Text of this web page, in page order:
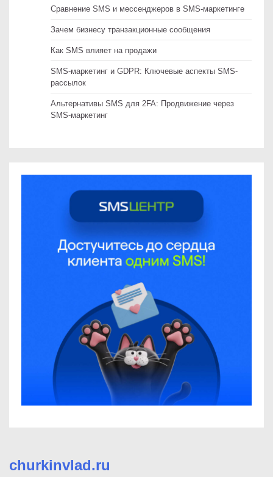
Сравнение SMS и мессенджеров в SMS-маркетинге
Зачем бизнесу транзакционные сообщения
Как SMS влияет на продажи
SMS-маркетинг и GDPR: Ключевые аспекты SMS-
рассылок
Альтернативы SMS для 2FA: Продвижение через
SMS-маркетинг
churkinvlad.ru